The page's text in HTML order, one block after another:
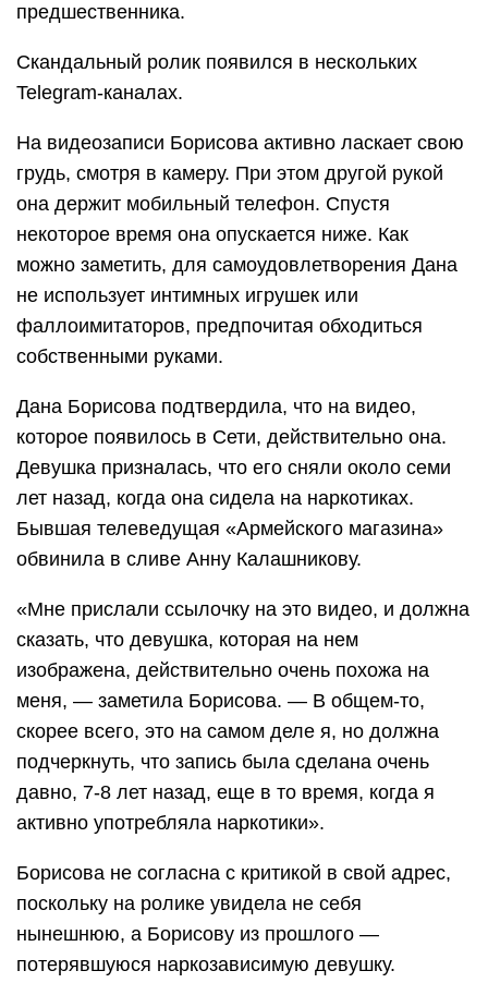
предшественника.
Скандальный ролик появился в нескольких
Telegram-каналах.
На видеозаписи Борисова активно ласкает свою
грудь, смотря в камеру. При этом другой рукой
она держит мобильный телефон. Спустя
некоторое время она опускается ниже. Как
можно заметить, для самоудовлетворения Дана
не использует интимных игрушек или
фаллоимитаторов, предпочитая обходиться
собственными руками.
Дана Борисова подтвердила, что на видео,
которое появилось в Сети, действительно она.
Девушка призналась, что его сняли около семи
лет назад, когда она сидела на наркотиках.
Бывшая телеведущая «Армейского магазина»
обвинила в сливе Анну Калашникову.
«Мне прислали ссылочку на это видео, и должна
сказать, что девушка, которая на нем
изображена, действительно очень похожа на
меня, — заметила Борисова. — В общем-то,
скорее всего, это на самом деле я, но должна
подчеркнуть, что запись была сделана очень
давно, 7-8 лет назад, еще в то время, когда я
активно употребляла наркотики».
Борисова не согласна с критикой в свой адрес,
поскольку на ролике увидела не себя
нынешнюю, а Борисову из прошлого —
потерявшуюся наркозависимую девушку.